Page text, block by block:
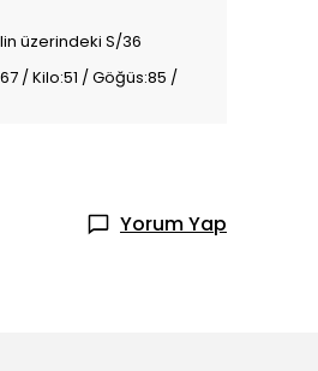
üzerindeki S/36
/ Kilo:51 / Göğüs:85 /
Yorum Yap